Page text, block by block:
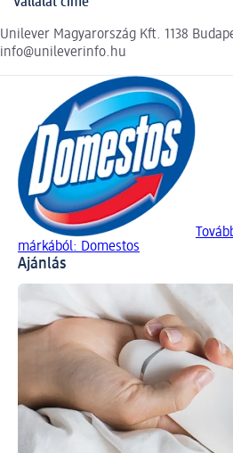
Unilever Magyarország Kft. 1138
info@unileverinfo.hu
márkából: Domestos
Ajánlás